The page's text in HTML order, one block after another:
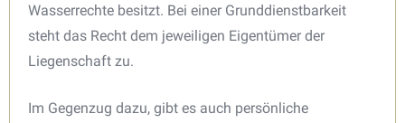
Wasserrechte besitzt. Bei einer Grunddienstbarkeit
steht das Recht dem jeweiligen Eigentümer der
Liegenschaft zu.
Im Gegenzug dazu, gibt es auch persönliche